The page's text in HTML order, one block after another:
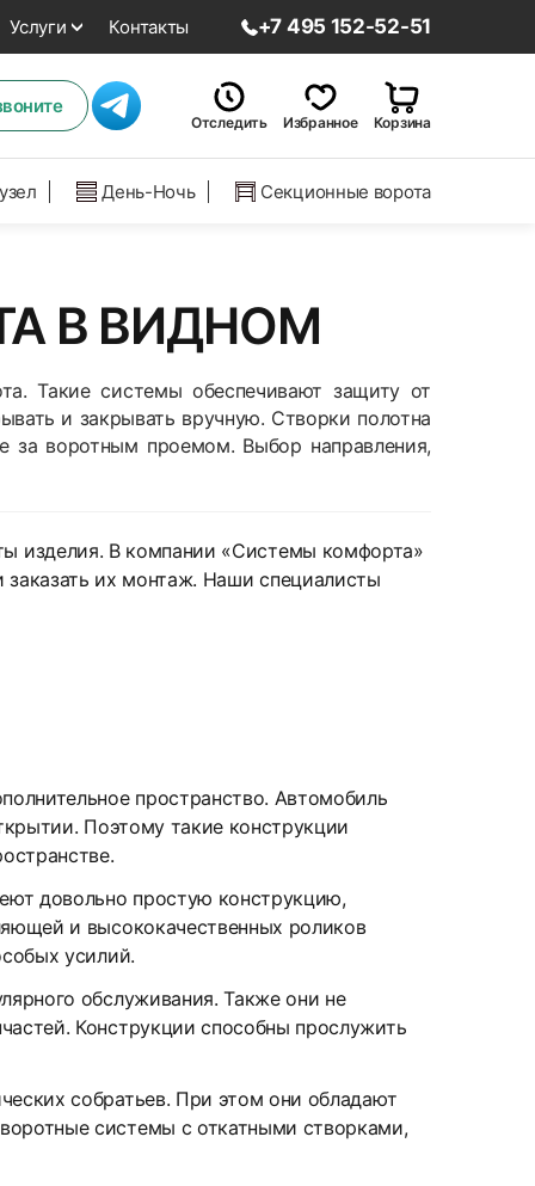
Услуги Контакты +7 495 152-52-51
Отследить Избранное Корзина
День-Ночь Секционные ворота
В ВИДНОМ
Такие системы обеспечивают защиту от
и закрывать вручную. Створки полотна
за воротным проемом. Выбор направления,
изделия. В компании «Системы комфорта»
их монтаж. Наши специалисты
пространство. Автомобиль
Поэтому такие конструкции
довольно простую конструкцию,
и высококачественных роликов
усилий.
обслуживания. Также они не
Конструкции способны прослужить
собратьев. При этом они обладают
системы с откатными створками,